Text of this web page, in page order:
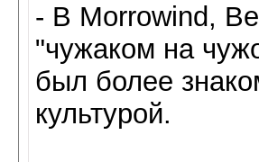
- В Morrowind,
"чужаком на
был более
культурой.